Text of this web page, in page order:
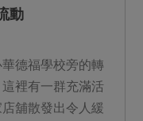
動
德福學校旁的轉
裡有一群充滿活
舖散發出令人緩